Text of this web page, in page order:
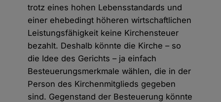
trotz eines hohen Lebensstandards und
einer ehebedingt höheren wirtschaftlichen
Leistungsfähigkeit keine Kirchensteuer
bezahlt. Deshalb könnte die Kirche – so
die Idee des Gerichts – ja einfach
Besteuerungsmerkmale wählen, die in der
Person des Kirchenmitglieds gegeben
sind. Gegenstand der Besteuerung könnte